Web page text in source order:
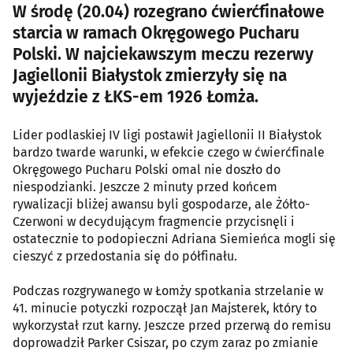
W środę (20.04) rozegrano ćwierćfinałowe
starcia w ramach Okręgowego Pucharu
Polski. W najciekawszym meczu rezerwy
Jagiellonii Białystok zmierzyły się na
wyjeździe z ŁKS-em 1926 Łomża.
Lider podlaskiej IV ligi postawił Jagiellonii II Białystok
bardzo twarde warunki, w efekcie czego w ćwierćfinale
Okręgowego Pucharu Polski omal nie doszło do
niespodzianki. Jeszcze 2 minuty przed końcem
rywalizacji bliżej awansu byli gospodarze, ale Żółto-
Czerwoni w decydującym fragmencie przycisnęli i
ostatecznie to podopieczni Adriana Siemieńca mogli się
cieszyć z przedostania się do półfinału.
Podczas rozgrywanego w Łomży spotkania strzelanie w
41. minucie potyczki rozpoczął Jan Majsterek, który to
wykorzystał rzut karny. Jeszcze przed przerwą do remisu
doprowadził Parker Csiszar, po czym zaraz po zmianie